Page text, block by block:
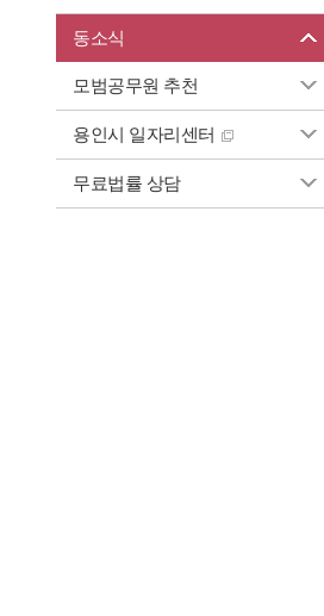
동소식
모범공무원 추천
용인시 일자리센터
무료법률 상담